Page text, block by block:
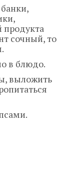
продукта
сочный, то
в блюдо.
выложить